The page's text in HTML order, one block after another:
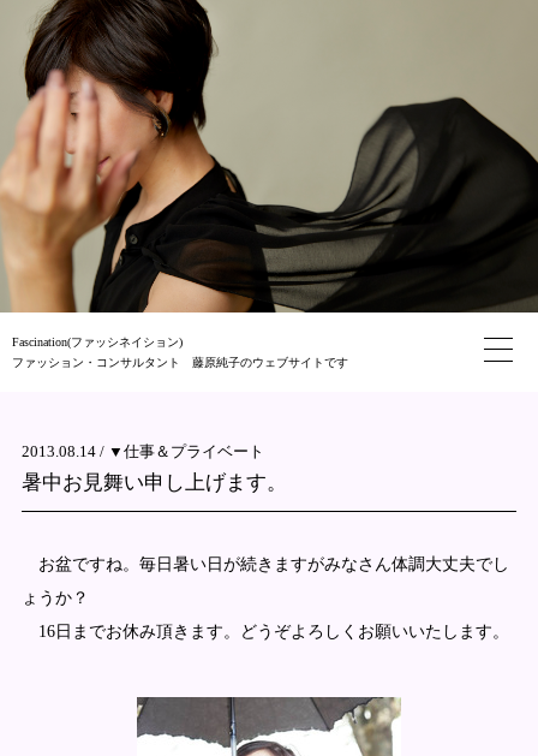
Fascination(ファッシネイション)
ファッション・コンサルタント 藤原純子のウェブサイトです
2013.08.14 / ▼仕事＆プライベート
暑中お見舞い申し上げます。
お盆ですね。毎日暑い日が続きますがみなさん体調大丈夫でし
ょうか？
16日までお休み頂きます。どうぞよろしくお願いいたします。